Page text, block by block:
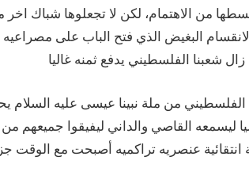
من الاهتمام، لكن لا تجعلوها شباك
البغيض الذي فتح الباب على مصراعيه
من ملة نبينا عيسى عليه
القاصي والداني ليفيقوا جميعهم
انتقائية عنصريه تراكميه أصبحت مع الوقت